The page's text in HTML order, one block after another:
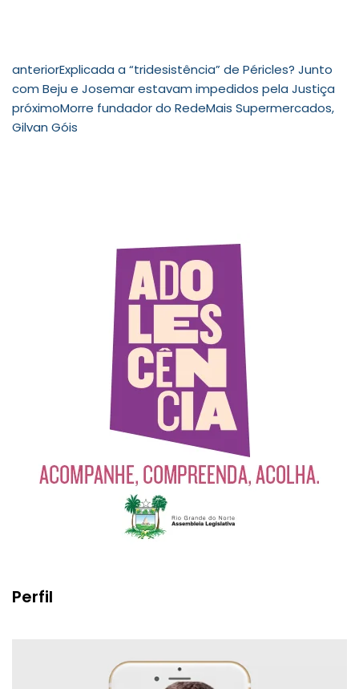
anteriorExplicada a “tridesistência” de Péricles? Junto
com Beju e Josemar estavam impedidos pela Justiça
próximoMorre fundador do RedeMais Supermercados,
Gilvan Góis
Perfil